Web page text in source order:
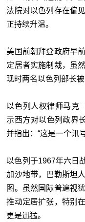
法院对以色列存在偏
正持续升温。
美国前朝拜登政府早
定居者实施制裁，虽
现时两名以色列部长
以色列人权律师马克
示西方对以色列政界
并指出：“这是一个讯
以色列于1967年六日
加沙地带，巴勒斯坦
图。虽然国际普遍视
推动定居扩张，特别
更是迅猛。